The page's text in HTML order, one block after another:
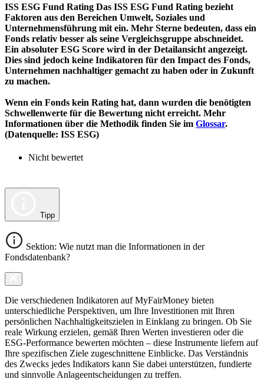
ISS ESG Fund Rating Das ISS ESG Fund Rating bezieht
Faktoren aus den Bereichen Umwelt, Soziales und
Unternehmensführung mit ein. Mehr Sterne bedeuten, dass ein
Fonds relativ besser als seine Vergleichsgruppe abschneidet.
Ein absoluter ESG Score wird in der Detailansicht angezeigt.
Dies sind jedoch keine Indikatoren für den Impact des Fonds,
Unternehmen nachhaltiger gemacht zu haben oder in Zukunft
zu machen.
Wenn ein Fonds kein Rating hat, dann wurden die benötigten
Schwellenwerte für die Bewertung nicht erreicht. Mehr
Informationen über die Methodik finden Sie im Glossar.
(Datenquelle: ISS ESG)
Nicht bewertet
Tipp
Sektion: Wie nutzt man die Informationen in der
Fondsdatenbank?
Die verschiedenen Indikatoren auf MyFairMoney bieten
unterschiedliche Perspektiven, um Ihre Investitionen mit Ihren
persönlichen Nachhaltigkeitszielen in Einklang zu bringen. Ob Sie
reale Wirkung erzielen, gemäß Ihren Werten investieren oder die
ESG-Performance bewerten möchten – diese Instrumente liefern auf
Ihre spezifischen Ziele zugeschnittene Einblicke. Das Verständnis
des Zwecks jedes Indikators kann Sie dabei unterstützen, fundierte
und sinnvolle Anlageentscheidungen zu treffen.